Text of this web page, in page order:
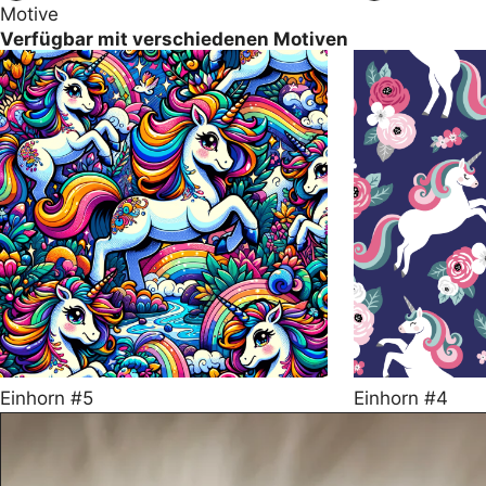
Motive
Verfügbar mit verschiedenen Motiven
Einhorn #5 Einhorn #4